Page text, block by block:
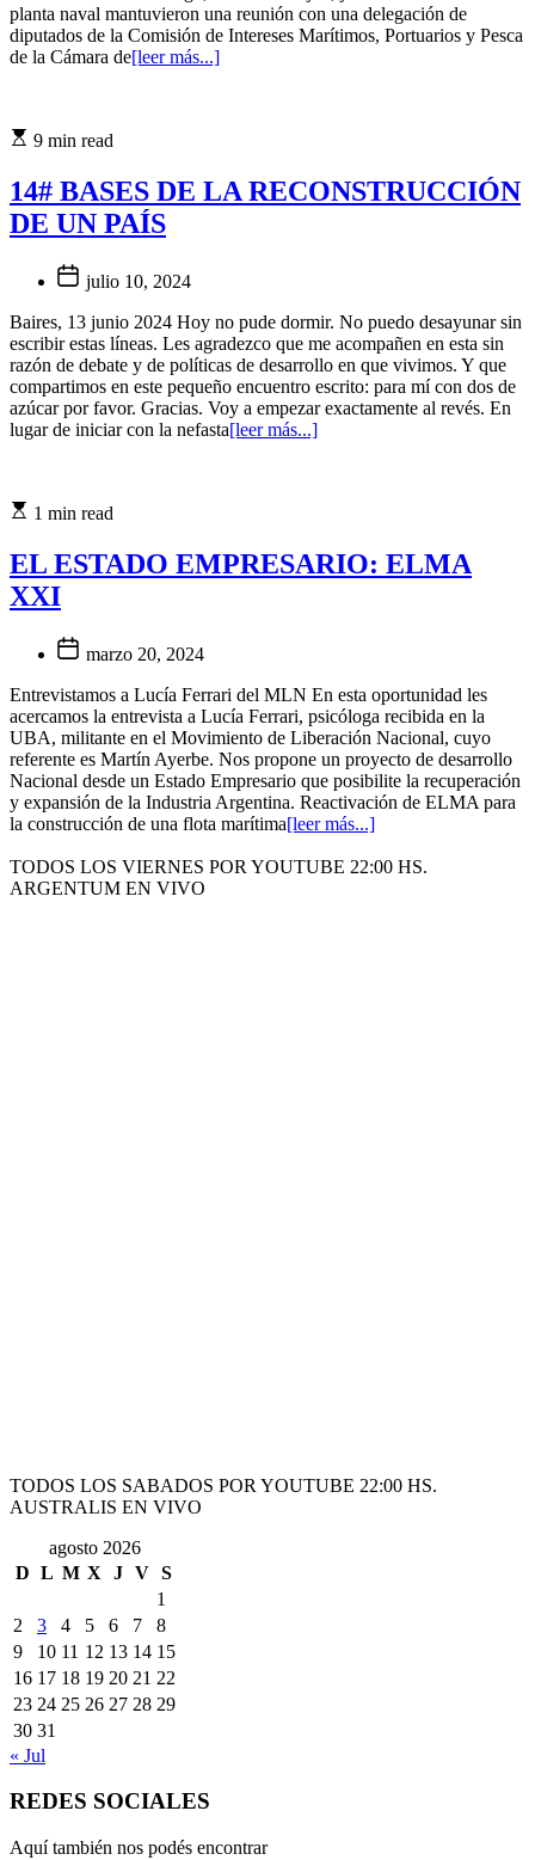
planta naval mantuvieron una reunión con una delegación de
diputados de la Comisión de Intereses Marítimos, Portuarios y Pesca
de la Cámara de[leer más...]
9 min read
14# BASES DE LA RECONSTRUCCIÓN
DE UN PAÍS
julio 10, 2024
Baires, 13 junio 2024 Hoy no pude dormir. No puedo desayunar sin
escribir estas líneas. Les agradezco que me acompañen en esta sin
razón de debate y de políticas de desarrollo en que vivimos. Y que
compartimos en este pequeño encuentro escrito: para mí con dos de
azúcar por favor. Gracias. Voy a empezar exactamente al revés. En
lugar de iniciar con la nefasta[leer más...]
1 min read
EL ESTADO EMPRESARIO: ELMA
XXI
marzo 20, 2024
Entrevistamos a Lucía Ferrari del MLN En esta oportunidad les
acercamos la entrevista a Lucía Ferrari, psicóloga recibida en la
UBA, militante en el Movimiento de Liberación Nacional, cuyo
referente es Martín Ayerbe. Nos propone un proyecto de desarrollo
Nacional desde un Estado Empresario que posibilite la recuperación
y expansión de la Industria Argentina. Reactivación de ELMA para
la construcción de una flota marítima[leer más...]
TODOS LOS VIERNES POR YOUTUBE 22:00 HS.
ARGENTUM EN VIVO
TODOS LOS SABADOS POR YOUTUBE 22:00 HS.
AUSTRALIS EN VIVO
agosto 2026
D L M X J V S
1
2
3 4 5 6 7
8
9
10 11 12 13 14 15
16 17 18 19 20 21 22
23 24 25 26 27 28 29
30 31
« Jul
REDES SOCIALES
Aquí también nos podés encontrar